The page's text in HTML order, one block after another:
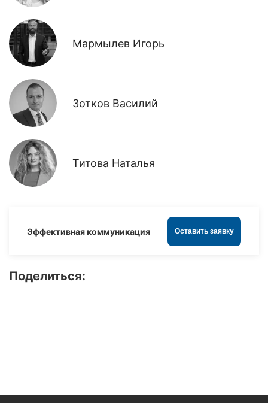
Мармылев Игорь
Зотков Василий
Титова Наталья
Эффективная коммуникация Оставить заявку
Поделиться: